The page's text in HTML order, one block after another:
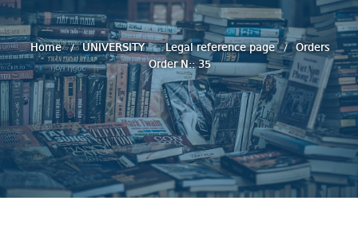
Home UNIVERSITY Legal reference page
Orders
Order N:: 35